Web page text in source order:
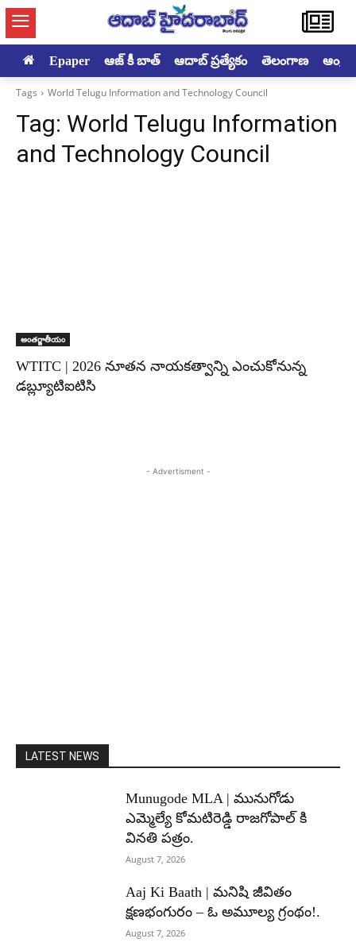
Epaper ఆజ్ కీ బాత్ ఆదాబ్ ప్రత్యేకం తెలంగాణ
Tags World Telugu Information and Technology Council
Tag: World Telugu Information
and Technology Council
అంతర్జాతీయం
WTITC | 2026 నూతన నాయకత్వాన్ని ఎంచుకోనున్న
డబ్ల్యూటిఐటిసి
- Advertisment -
LATEST NEWS
Munugode MLA | మునుగోడు
ఎమ్మెల్యే కోమటిరెడ్డి రాజగోపాల్ కి
వినతి పత్రం.
August 7, 2026
Aaj Ki Baath | మనిషి జీవితం
క్షణభంగురం – ఓ అమూల్య గ్రంథం!.
August 7, 2026